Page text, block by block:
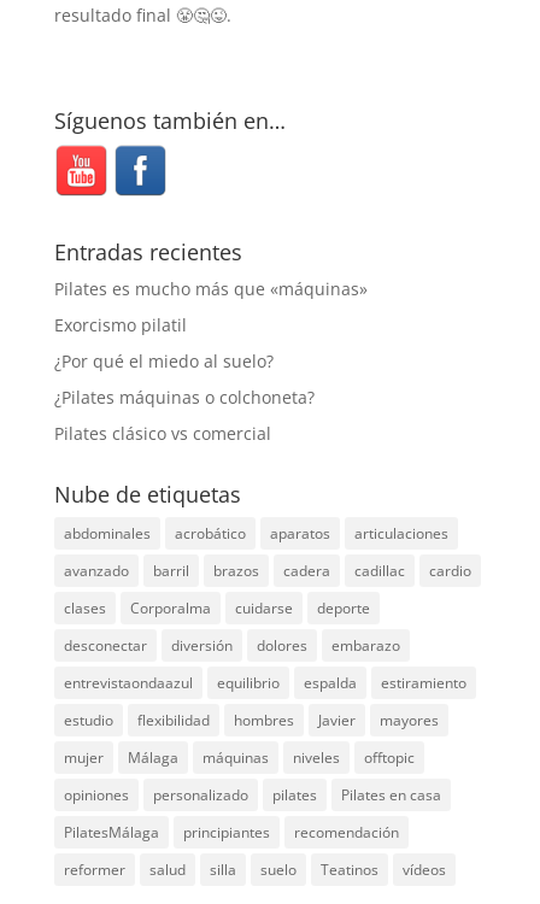
resultado final 😤🤔😜.
Síguenos también en…
Entradas recientes
Pilates es mucho más que «máquinas»
Exorcismo pilatil
¿Por qué el miedo al suelo?
¿Pilates máquinas o colchoneta?
Pilates clásico vs comercial
Nube de etiquetas
abdominales acrobático aparatos
articulaciones
avanzado
barril brazos cadera cadillac
cardio
clases
Corporalma cuidarse
deporte
desconectar
diversión dolores
embarazo
entrevistaondaazul
equilibrio espalda
estiramiento
estudio
flexibilidad hombres Javier
mayores
mujer
Málaga máquinas niveles
offtopic
opiniones
personalizado pilates
Pilates en casa
PilatesMálaga
principiantes
recomendación
reformer
salud silla suelo Teatinos vídeos